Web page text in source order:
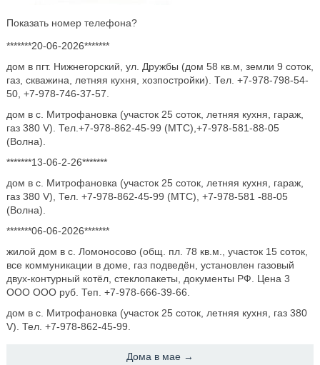
Показать номер телефона?
*******20-06-2026*******
дом в пгт. Нижнегорский, ул. Дружбы (дом 58 кв.м, земли 9 соток,
газ, скважина, летняя кухня, хозпостройки). Тел. +7-978-798-54-
50, +7-978-746-37-57.
дом в с. Митрофановка (участок 25 соток, летняя кухня, гараж,
газ 380 V). Тел.+7-978-862-45-99 (МТС),+7-978-581-88-05
(Волна).
*******13-06-2-26*******
дом в с. Митрофановка (участок 25 соток, летняя кухня, гараж,
газ 380 V), Тел. +7-978-862-45-99 (МТС), +7-978-581 -88-05
(Волна).
*******06-06-2026*******
жилой дом в с. Ломоносово (общ. пл. 78 кв.м., участок 15 соток,
все коммуникации в доме, газ подведён, установлен газовый
двух-контурный котёл, стеклопакеты, документы РФ. Цена 3
ООО ООО руб. Теп. +7-978-666-39-66.
дом в с. Митрофановка (участок 25 соток, летняя кухня, газ 380
V). Тел. +7-978-862-45-99.
Дома в мае →